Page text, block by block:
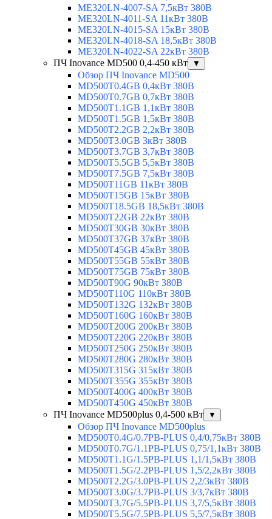
ME320LN-4007-SA 7,5кВт 380В
ME320LN-4011-SA 11кВт 380В
ME320LN-4015-SA 15кВт 380В
ME320LN-4018-SA 18,5кВт 380В
ME320LN-4022-SA 22кВт 380В
ПЧ Inovance MD500 0,4-450 кВт
▼
Обзор ПЧ Inovance MD500
MD500T0.4GB 0,4кВт 380В
MD500T0.7GB 0,7кВт 380В
MD500T1.1GB 1,1кВт 380В
MD500T1.5GB 1,5кВт 380В
MD500T2.2GB 2,2кВт 380В
MD500T3.0GB 3кВт 380В
MD500T3.7GB 3,7кВт 380В
MD500T5.5GB 5,5кВт 380В
MD500T7.5GB 7,5кВт 380В
MD500T11GB 11кВт 380В
MD500T15GB 15кВт 380В
MD500T18.5GB 18,5кВт 380В
MD500T22GB 22кВт 380В
MD500T30GB 30кВт 380В
MD500T37GB 37кВт 380В
MD500T45GB 45кВт 380В
MD500T55GB 55кВт 380В
MD500T75GB 75кВт 380В
MD500T90G 90кВт 380В
MD500T110G 110кВт 380В
MD500T132G 132кВт 380В
MD500T160G 160кВт 380В
MD500T200G 200кВт 380В
MD500T220G 220кВт 380В
MD500T250G 250кВт 380В
MD500T280G 280кВт 380В
MD500T315G 315кВт 380В
MD500T355G 355кВт 380В
MD500T400G 400кВт 380В
MD500T450G 450кВт 380В
ПЧ Inovance MD500plus 0,4-500 кВт
▼
Обзор ПЧ Inovance MD500plus
MD500T0.4G/0.7PB-PLUS 0,4/0,75кВт 380В
MD500T0.7G/1.1PB-PLUS 0,75/1,1кВт 380В
MD500T1.1G/1.5PB-PLUS 1,1/1,5кВт 380В
MD500T1.5G/2.2PB-PLUS 1,5/2,2кВт 380В
MD500T2.2G/3.0PB-PLUS 2,2/3кВт 380В
MD500T3.0G/3.7PB-PLUS 3/3,7кВт 380В
MD500T3.7G/5.5PB-PLUS 3,7/5,5кВт 380В
MD500T5.5G/7.5PB-PLUS 5,5/7,5кВт 380В